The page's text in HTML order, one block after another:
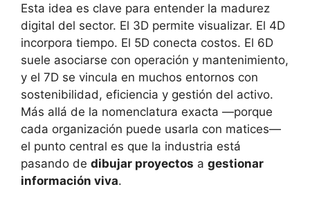
Esta idea es clave para entender la madurez
digital del sector. El 3D permite visualizar. El 4D
incorpora tiempo. El 5D conecta costos. El 6D
suele asociarse con operación y mantenimiento,
y el 7D se vincula en muchos entornos con
sostenibilidad, eficiencia y gestión del activo.
Más allá de la nomenclatura exacta —porque
cada organización puede usarla con matices—
el punto central es que la industria está
pasando de dibujar proyectos a gestionar
información viva.